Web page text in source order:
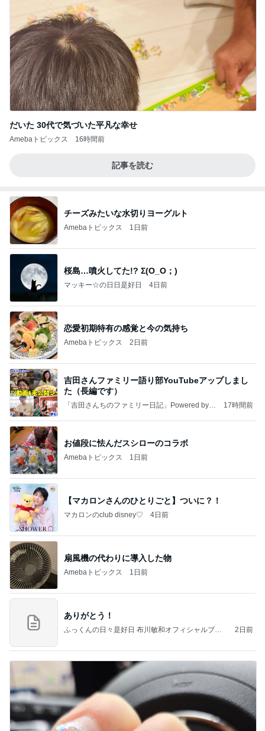
だいた 30代で気づいた平凡な幸せ
Amebaトピックス 16時間前
記事を読む
チーズみたいな水切りヨーグルト
Amebaトピックス 1日前
桜島…噴火してた!? Σ(O_O；)
マッキー☆の日日是好日 4日前
恋愛初期特有の感覚と今の気持ち
Amebaトピックス 2日前
吉田さんファミリー語り部YouTubeアップしまし
た（長編です）
「吉田さんちのファミリー日記」Powered by A
17時間前
お値段に怯んだスシローのコラボ
Amebaトピックス 1日前
【マカロンさんのひとりごと】ついに？！
マカロンのclub disney♡ 4日前
扇風機の代わりに導入した物
Amebaトピックス 1日前
ありがとう！
ふっくんの日々是好日 布川敏和オフィシャルブロ
2日前